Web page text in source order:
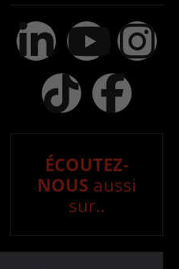
ÉCOUTEZ-
NOUS aussi
sur..